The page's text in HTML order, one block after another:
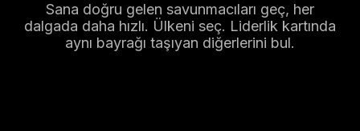
Sana doğru gelen savunmacıları geç, her
dalgada daha hızlı. Ülkeni seç. Liderlik kartında
aynı bayrağı taşıyan diğerlerini bul.